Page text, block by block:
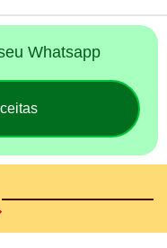
Whatsapp